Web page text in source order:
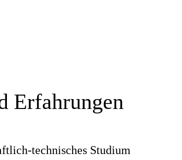
Erfahrungen
technisches Studium